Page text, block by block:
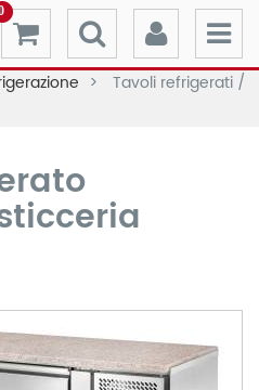
Tavoli refrigerati /